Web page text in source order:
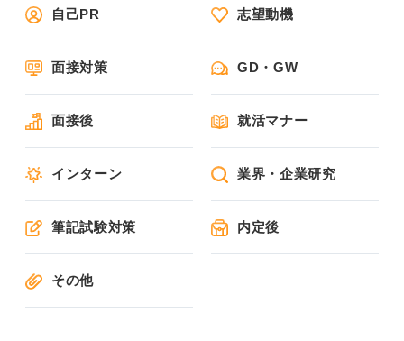
自己PR 志望動機
面接対策 GD・GW
面接後 就活マナー
インターン 業界・企業研究
筆記試験対策 内定後
その他